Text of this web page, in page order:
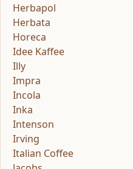
Herbapol
Herbata
Horeca
Idee Kaffee
Illy
Impra
Incola
Inka
Intenson
Irving
Italian Coffee